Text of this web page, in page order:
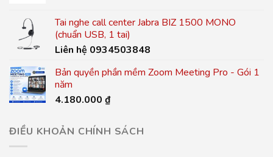
Tai nghe call center Jabra BIZ 1500 MONO
(chuẩn USB, 1 tai)
Liên hệ 0934503848
Bản quyền phần mềm Zoom Meeting Pro - Gói 1
năm
4.180.000 ₫
ĐIỀU KHOẢN CHÍNH SÁCH